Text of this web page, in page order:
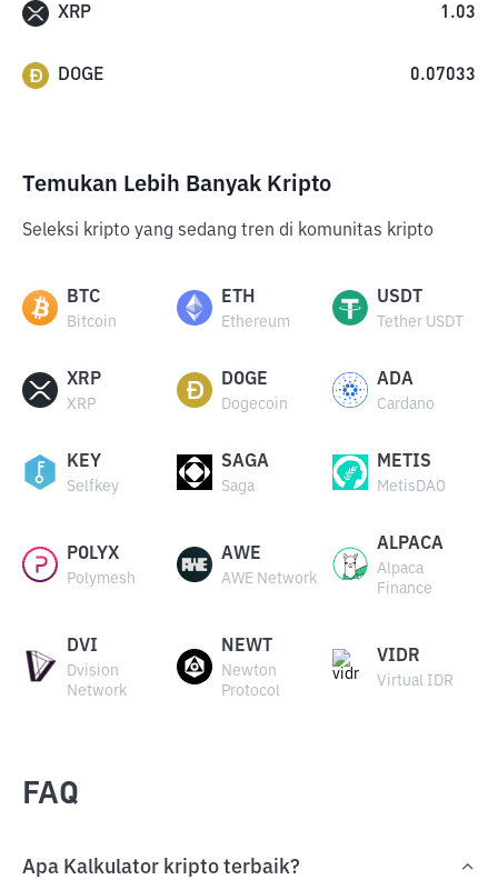
XRP 1.03
DOGE 0.07033
Temukan Lebih Banyak Kripto
Seleksi kripto yang sedang tren di komunitas kripto
BTC
Bitcoin
ETH
Ethereum
USDT
Tether USDT
XRP
XRP
DOGE
Dogecoin
ADA
Cardano
KEY
Selfkey
SAGA
Saga
METIS
MetisDAO
POLYX
Polymesh
AWE
AWE Network
ALPACA
Alpaca
Finance
DVI
Dvision
Network
NEWT
Newton
Protocol
VIDR
Virtual IDR
FAQ
Apa Kalkulator kripto terbaik?